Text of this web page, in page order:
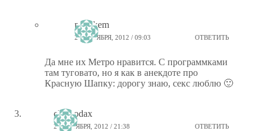
ptiz_kem
28 ОКТЯБРЯ, 2012 / 09:03 ОТВЕТИТЬ
Да мне их Метро нравится. С программками
там туговато, но я как в анекдоте про
Красную Шапку: дорогу знаю, секс люблю 🙂
chemodax
27 ОКТЯБРЯ, 2012 / 21:38 ОТВЕТИТЬ